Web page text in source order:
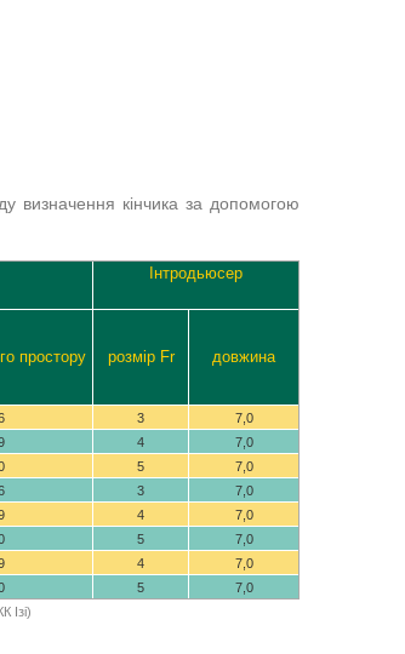
визначення кінчика за допомогою
Інтродьюсер
простору розмір Fr довжина
3
7,0
4
7,0
5
7,0
3
7,0
4
7,0
5
7,0
4
7,0
5
7,0
Ізі)